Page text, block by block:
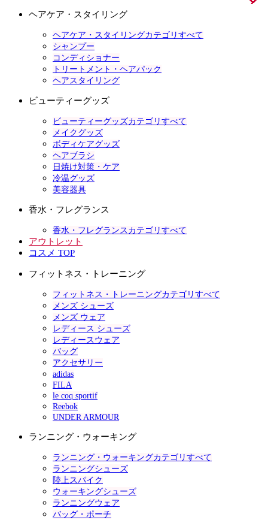
ヘアケア・スタイリング
ヘアケア・スタイリングカテゴリすべて
シャンプー
コンディショナー
トリートメント・ヘアパック
ヘアスタイリング
ビューティーグッズ
ビューティーグッズカテゴリすべて
メイクグッズ
ボディケアグッズ
ヘアブラシ
日焼け対策・ケア
冷温グッズ
美容器具
香水・フレグランス
香水・フレグランスカテゴリすべて
アウトレット
コスメ TOP
フィットネス・トレーニング
フィットネス・トレーニングカテゴリすべて
メンズ シューズ
メンズ ウェア
レディース シューズ
レディースウェア
バッグ
アクセサリー
adidas
FILA
le coq sportif
Reebok
UNDER ARMOUR
ランニング・ウォーキング
ランニング・ウォーキングカテゴリすべて
ランニングシューズ
陸上スパイク
ウォーキングシューズ
ランニングウェア
バッグ・ポーチ